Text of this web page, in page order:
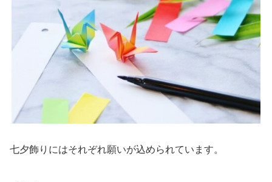
七夕飾りにはそれぞれ願いが込められています。